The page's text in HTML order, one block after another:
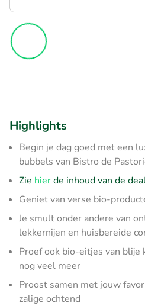
Highlights
Begin je dag goed met een
bubbels van Bistro de
Zie hierde inhoud van de
Geniet van verse bio-
Je smult onder andere van
lekkernijen en huisbereide
Proef ook bio-eitjes van blije
nog veel meer
Proost samen met jouw
zalige ochtend